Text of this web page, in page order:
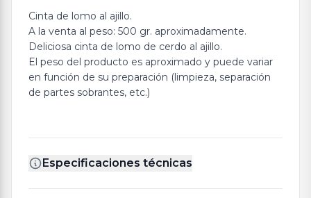
Cinta de lomo al ajillo.
A la venta al peso: 500 gr. aproximadamente.
Deliciosa cinta de lomo de cerdo al ajillo.
El peso del producto es aproximado y puede variar
en función de su preparación (limpieza, separación
de partes sobrantes, etc.)
Especificaciones técnicas